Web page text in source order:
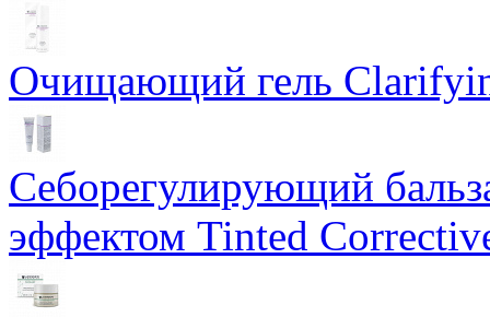
Очищающий гель
Себорегулирующий
эффектом Tinted